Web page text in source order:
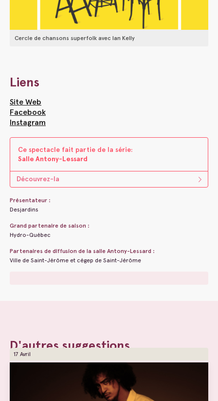
Cercle de chansons superfolk avec Ian Kelly
Liens
Site Web
Facebook
Instagram
Ce spectacle fait parti​e ​de la s​é​rie:
Salle Antony-Lessard
Découvrez-la
Présentateur :
Desjardins
Grand partenaire de saison :
Hydro-Québec
Partenaires de diffusion de la salle Antony-Lessard :
Ville de Saint-Jérôme et cégep de Saint-Jérôme
D'autres suggestions
17 Avril